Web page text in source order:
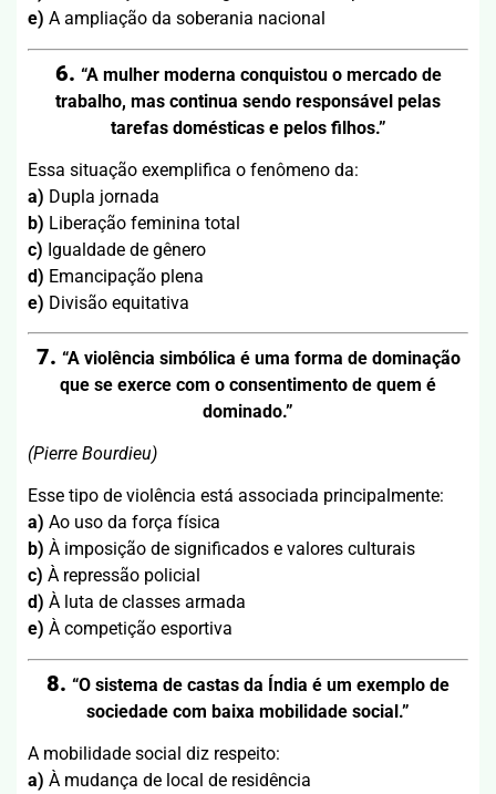
e) A ampliação da soberania nacional
6. “A mulher moderna conquistou o mercado de
trabalho, mas continua sendo responsável pelas
tarefas domésticas e pelos filhos.”
Essa situação exemplifica o fenômeno da:
a) Dupla jornada
b) Liberação feminina total
c) Igualdade de gênero
d) Emancipação plena
e) Divisão equitativa
7. “A violência simbólica é uma forma de dominação
que se exerce com o consentimento de quem é
dominado.”
(Pierre Bourdieu)
Esse tipo de violência está associada principalmente:
a) Ao uso da força física
b) À imposição de significados e valores culturais
c) À repressão policial
d) À luta de classes armada
e) À competição esportiva
8. “O sistema de castas da Índia é um exemplo de
sociedade com baixa mobilidade social.”
A mobilidade social diz respeito:
a) À mudança de local de residência